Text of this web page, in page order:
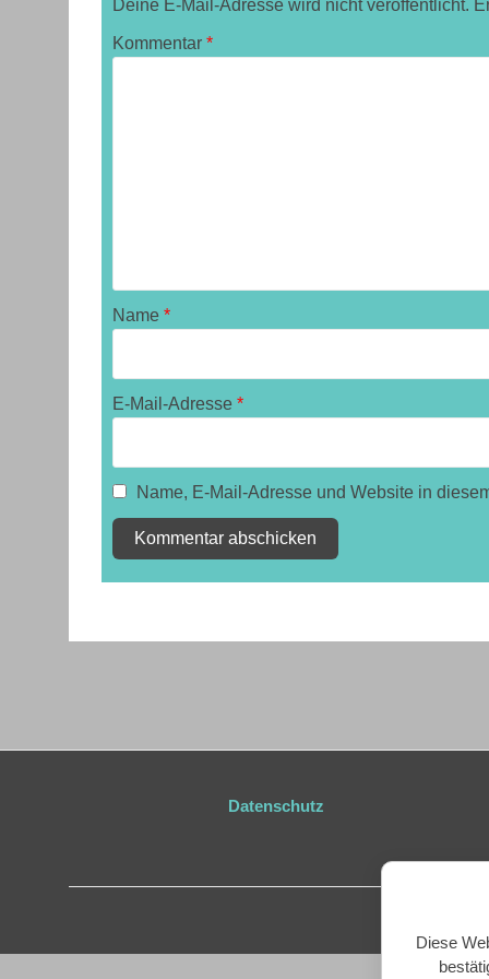
Deine E-Mail-Adresse wird nicht veröffentlicht.
Kommentar *
Name *
E-Mail-Adresse *
Name, E-Mail-Adresse und Website in
Datenschutz
Diese